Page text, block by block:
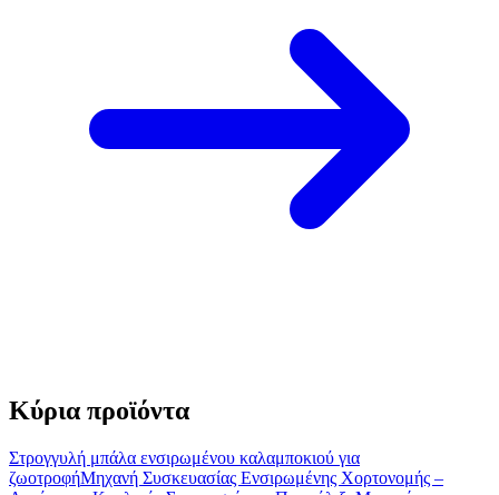
Κύρια προϊόντα
Στρογγυλή μπάλα ενσιρωμένου καλαμποκιού για
ζωοτροφήΜηχανή Συσκευασίας Ενσιρωμένης Χορτονομής –